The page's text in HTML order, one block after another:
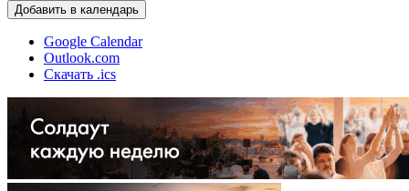
Добавить в календарь
Google Calendar
Outlook.com
Скачать .ics